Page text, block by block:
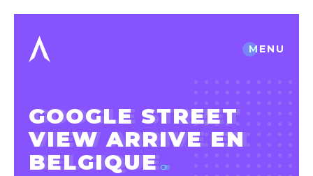
MENU
GOOGLE STREET
VIEW ARRIVE EN
BELGIQUE